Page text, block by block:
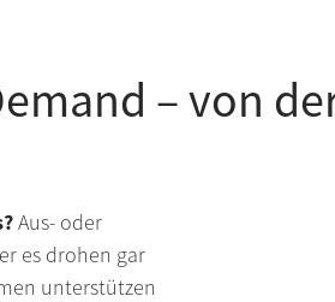
– von
Aus- oder
es drohen gar
unterstützen